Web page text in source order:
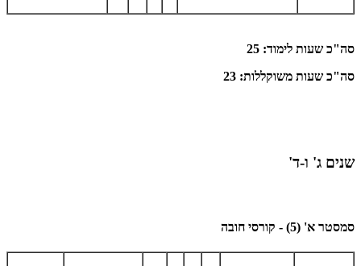
סה"כ שעות לימוד: 25
סה"כ שעות משוקללות: 23
שנים ג' ו-ד'
סמסטר א' (5) - קורסי חובה